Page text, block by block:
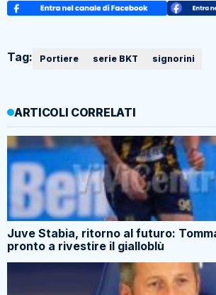
Tag: Portiere serie BKT signorini
ARTICOLI CORRELATI
Juve Stabia, ritorno al futuro:
pronto a rivestire il gialloblù